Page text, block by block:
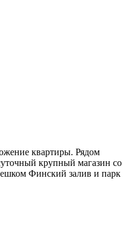
квартиры. Рядом
крупный магазин со
Финский залив и парк